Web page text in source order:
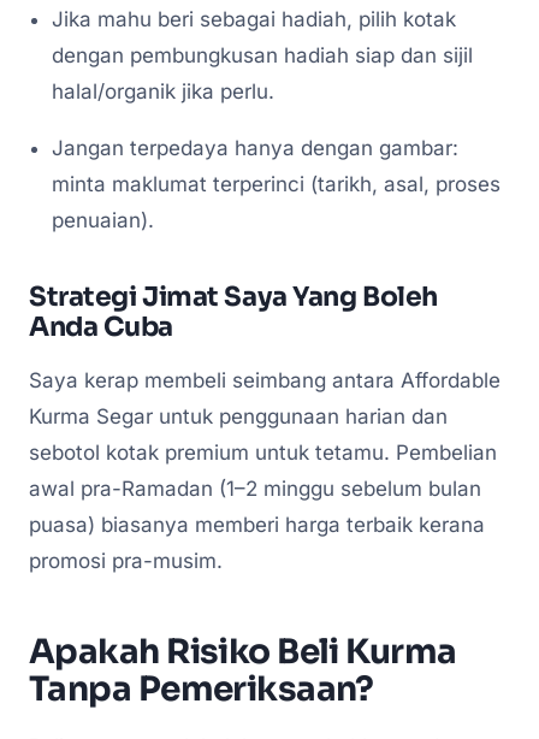
Jika mahu beri sebagai hadiah, pilih kotak
dengan pembungkusan hadiah siap dan sijil
halal/organik jika perlu.
Jangan terpedaya hanya dengan gambar:
minta maklumat terperinci (tarikh, asal, proses
penuaian).
Strategi Jimat Saya Yang Boleh
Anda Cuba
Saya kerap membeli seimbang antara Affordable
Kurma Segar untuk penggunaan harian dan
sebotol kotak premium untuk tetamu. Pembelian
awal pra-Ramadan (1–2 minggu sebelum bulan
puasa) biasanya memberi harga terbaik kerana
promosi pra-musim.
Apakah Risiko Beli Kurma
Tanpa Pemeriksaan?